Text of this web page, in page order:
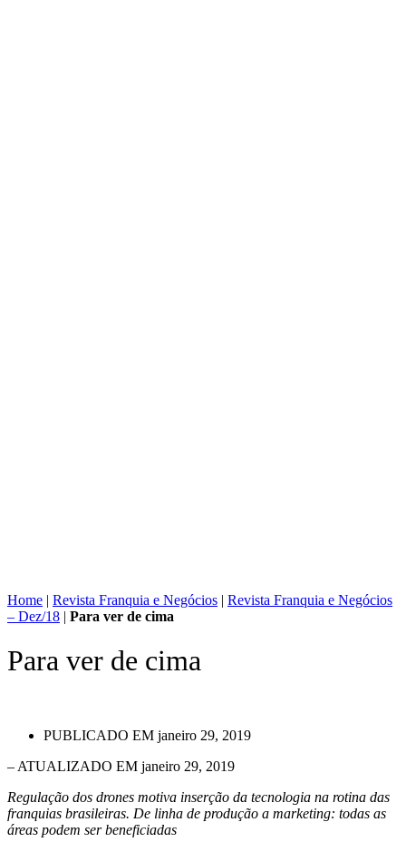
Home | Revista Franquia e Negócios | Revista Franquia e Negócios
– Dez/18 | Para ver de cima
Para ver de cima
PUBLICADO EM janeiro 29, 2019
– ATUALIZADO EM janeiro 29, 2019
Regulação dos drones motiva inserção da tecnologia na rotina das
franquias brasileiras. De linha de produção a marketing: todas as
áreas podem ser beneficiadas